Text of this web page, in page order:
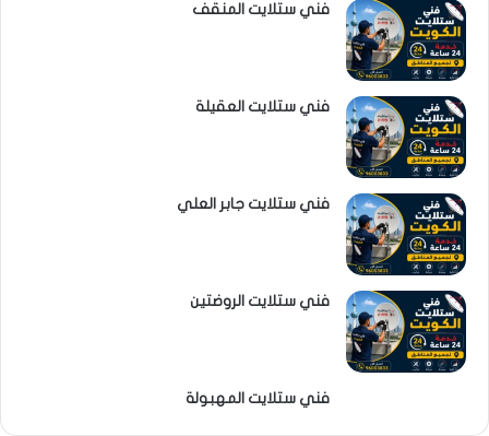
فني ستلايت المنقف
فني ستلايت العقيلة
فني ستلايت جابر العلي
فني ستلايت الروضتين
فني ستلايت المهبولة